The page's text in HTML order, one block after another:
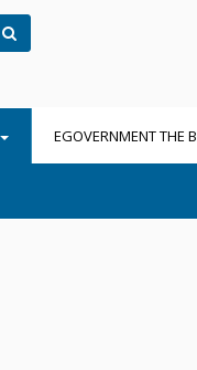
EGOVERNMENT THE